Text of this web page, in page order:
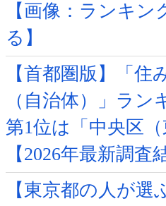
【画像：ランキン
る】
【首都圏版】「
（自治体）」ラ
第1位は「中央区（
【2026年最新調査
【東京都の人が